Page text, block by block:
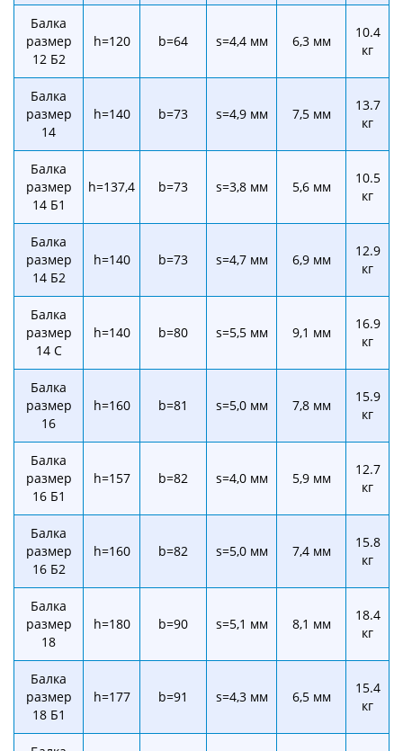
Балка
размер
12 Б2
h=120 b=64 s=4,4 мм 6,3 мм
10.4
кг
Балка
размер
14
h=140 b=73 s=4,9 мм 7,5 мм
13.7
кг
Балка
размер
14 Б1
h=137,4 b=73 s=3,8 мм 5,6 мм
10.5
кг
Балка
размер
14 Б2
h=140 b=73 s=4,7 мм 6,9 мм
12.9
кг
Балка
размер
14 С
h=140 b=80 s=5,5 мм 9,1 мм
16.9
кг
Балка
размер
16
h=160 b=81 s=5,0 мм 7,8 мм
15.9
кг
Балка
размер
16 Б1
h=157 b=82 s=4,0 мм 5,9 мм
12.7
кг
Балка
размер
16 Б2
h=160 b=82 s=5,0 мм 7,4 мм
15.8
кг
Балка
размер
18
h=180 b=90 s=5,1 мм 8,1 мм
18.4
кг
Балка
размер
18 Б1
h=177 b=91 s=4,3 мм 6,5 мм
15.4
кг